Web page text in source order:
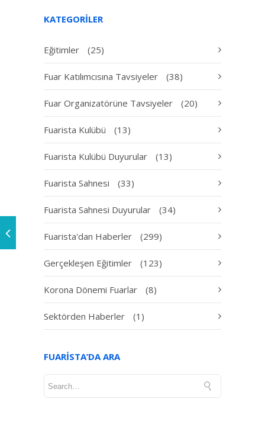
KATEGORILER
Eğitimler (25)
Fuar Katılımcısına Tavsiyeler (38)
Fuar Organizatörüne Tavsiyeler (20)
Fuarista Kulübü (13)
Fuarista Kulübü Duyurular (13)
Fuarista Sahnesi (33)
Fuarista Sahnesi Duyurular (34)
Fuarista'dan Haberler (299)
Gerçekleşen Eğitimler (123)
Korona Dönemi Fuarlar (8)
Sektörden Haberler (1)
FUARISTA’DA ARA